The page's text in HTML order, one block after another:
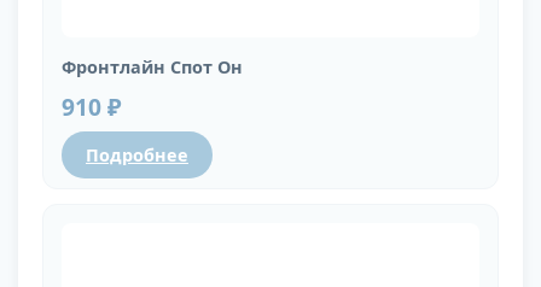
Фронтлайн Спот Он
910 ₽
Подробнее